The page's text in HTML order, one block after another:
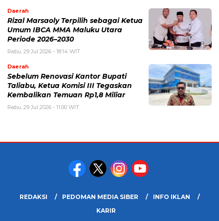
Daerah
Rizal Marsaoly Terpilih sebagai Ketua
Umum IBCA MMA Maluku Utara
Periode 2026–2030
Rabu, 29 Jul 2026 - 18:14 WIT
Daerah
Sebelum Renovasi Kantor Bupati
Taliabu, Ketua Komisi III Tegaskan
Kembalikan Temuan Rp1,8 Miliar
Rabu, 29 Jul 2026 - 11:00 WIT
REDAKSI PEDOMAN MEDIA SIBER
INFO IKLAN
KARIR